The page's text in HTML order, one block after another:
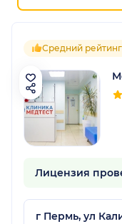
Средний рейтинг
Лицензия
г Пермь, ул